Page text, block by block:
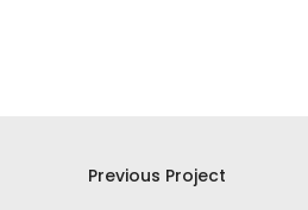
Previous Project